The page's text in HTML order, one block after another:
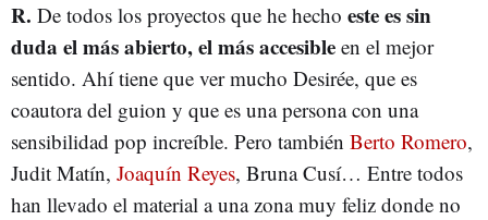
R. De todos los proyectos que he hecho este es sin
duda el más abierto, el más accesible en el mejor
sentido. Ahí tiene que ver mucho Desirée, que es
coautora del guion y que es una persona con una
sensibilidad pop increíble. Pero también Berto Romero,
Judit Matín, Joaquín Reyes, Bruna Cusí… Entre todos
han llevado el material a una zona muy feliz donde no